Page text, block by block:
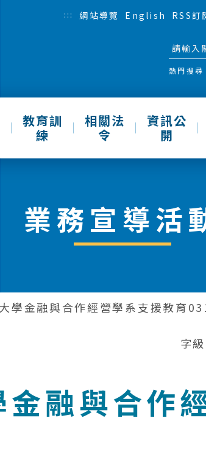
::: 網站導覽 English RSS訂
熱門搜尋
教育訓
練
相關法
令
資訊公
開
業務宣導活
學金融與合作經營學系支援教育
字級
融與合作